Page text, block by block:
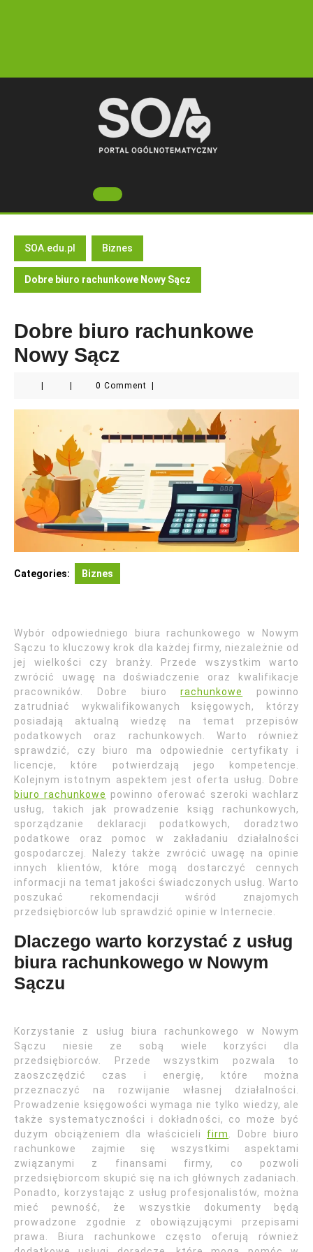
Open
Button
SOA.edu.pl Biznes
Dobre biuro rachunkowe Nowy Sącz
Dobre biuro rachunkowe
Nowy Sącz
0 Comment
Categories: Biznes
Wybór odpowiedniego biura rachunkowego w Nowym
Sączu to kluczowy krok dla każdej firmy, niezależnie od
jej wielkości czy branży. Przede wszystkim warto
zwrócić uwagę na doświadczenie oraz kwalifikacje
pracowników. Dobre biurorachunkowe
powinno
zatrudniać wykwalifikowanych księgowych, którzy
posiadają aktualną wiedzę na temat przepisów
podatkowych oraz rachunkowych. Warto również
sprawdzić, czy biuro ma odpowiednie certyfikaty i
licencje, które potwierdzają jego kompetencje.
Kolejnym istotnym aspektem jest oferta usług. Dobre
biuro rachunkowe powinno oferować szeroki wachlarz
usług, takich jak prowadzenie ksiąg rachunkowych,
sporządzanie deklaracji podatkowych, doradztwo
podatkowe oraz pomoc w zakładaniu działalności
gospodarczej. Należy także zwrócić uwagę na opinie
innych klientów, które mogą dostarczyć cennych
informacji na temat jakości świadczonych usług. Warto
poszukać rekomendacji wśród znajomych
przedsiębiorców lub sprawdzić opinie w Internecie.
Dlaczego warto korzystać z usług
biura rachunkowego w Nowym
Sączu
Korzystanie z usług biura rachunkowego w Nowym
Sączu niesie ze sobą wiele korzyści dla
przedsiębiorców. Przede wszystkim pozwala to
zaoszczędzić czas i energię, które można
przeznaczyć na rozwijanie własnej działalności.
Prowadzenie księgowości wymaga nie tylko wiedzy, ale
także systematyczności i dokładności, co może być
dużym obciążeniem dla właścicieli firm
. Dobre biuro
rachunkowe zajmie się wszystkimi aspektami
związanymi z finansami firmy, co pozwoli
przedsiębiorcom skupić się na ich głównych zadaniach.
Ponadto, korzystając z usług profesjonalistów, można
mieć pewność, że wszystkie dokumenty będą
prowadzone zgodnie z obowiązującymi przepisami
prawa. Biura rachunkowe często oferują również